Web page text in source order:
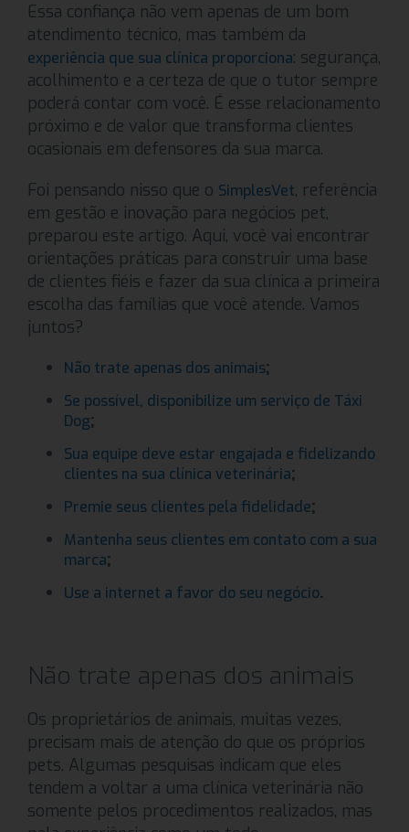
Essa confiança não vem apenas de um bom
atendimento técnico, mas também da
experiência que sua clínica proporciona: segurança,
acolhimento e a certeza de que o tutor sempre
poderá contar com você. É esse relacionamento
próximo e de valor que transforma clientes
ocasionais em defensores da sua marca.
Foi pensando nisso que o SimplesVet, referência
em gestão e inovação para negócios pet,
preparou este artigo. Aqui, você vai encontrar
orientações práticas para construir uma base
de clientes fiéis e fazer da sua clínica a primeira
escolha das famílias que você atende. Vamos
juntos?
Não trate apenas dos animais;
Se possível, disponibilize um serviço de Táxi
Dog;
Sua equipe deve estar engajada e fidelizando
clientes na sua clínica veterinária;
Premie seus clientes pela fidelidade;
Mantenha seus clientes em contato com a sua
marca;
Use a internet a favor do seu negócio.
Não trate apenas dos animais
Os proprietários de animais, muitas vezes,
precisam mais de atenção do que os próprios
pets. Algumas pesquisas indicam que eles
tendem a voltar a uma clínica veterinária não
somente pelos procedimentos realizados, mas